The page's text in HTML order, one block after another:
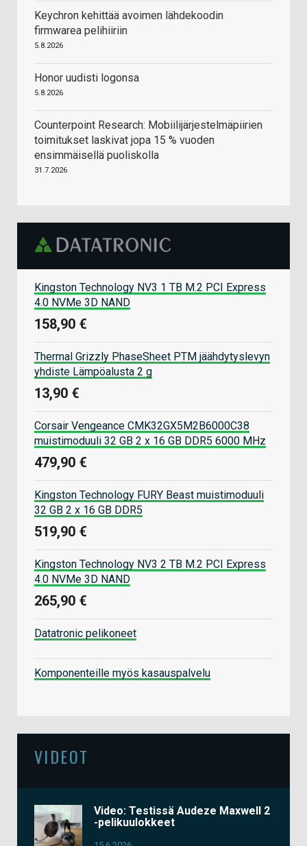
Keychron kehittää avoimen lähdekoodin
firmwarea pelihiiriin
5.8.2026
Honor uudisti logonsa
5.8.2026
Counterpoint Research: Mobiilijärjestelmäpiirien
toimitukset laskivat jopa 15 % vuoden
ensimmäisellä puoliskolla
31.7.2026
Kingston Technology NV3 1 TB M.2 PCI Express
4.0 NVMe 3D NAND
158,90 €
Thermal Grizzly PhaseSheet PTM jäähdytyslevyn
yhdiste Lämpöalusta 2 g
13,90 €
Corsair Vengeance CMK32GX5M2B6000C38
muistimoduuli 32 GB 2 x 16 GB DDR5 6000 MHz
479,90 €
Kingston Technology FURY Beast muistimoduuli
32 GB 2 x 16 GB DDR5
519,90 €
Kingston Technology NV3 2 TB M.2 PCI Express
4.0 NVMe 3D NAND
265,90 €
Datatronic pelikoneet
Komponenteille myös kasauspalvelu
VIDEOT
Video: Testissä Audeze Maxwell 2
-pelikuulokkeet